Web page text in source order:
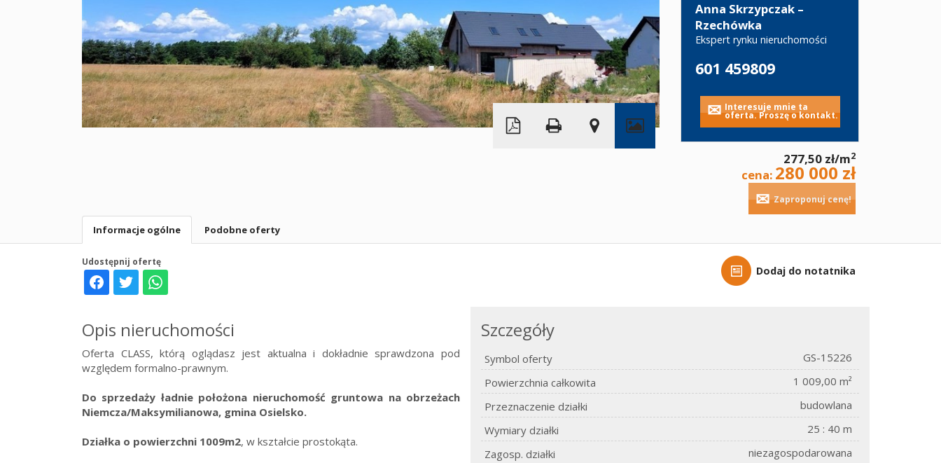
©OpenStreetMap contributors
Anna Skrzypczak –
Rzechówka
Ekspert rynku nieruchomości
601 459809
Interesuje mnie ta
oferta. Proszę o kontakt.
277,50 zł/m2
cena: 280 000 zł
Zaproponuj cenę!
Dodaj do notatnika
Udostępnij ofertę
Informacje ogólne Podobne oferty
Opis nieruchomości
Oferta CLASS, którą oglądasz jest aktualna i dokładnie sprawdzona pod
względem formalno-prawnym.
Do sprzedaży ładnie położona nieruchomość gruntowa na obrzeżach
Niemcza/Maksymilianowa, gmina Osielsko.
Działka o powierzchni 1009m2, w kształcie prostokąta.
Szczegóły
Symbol oferty
GS-15226
Powierzchnia całkowita
1 009,00 m²
Przeznaczenie działki
budowlana
Wymiary działki
25 : 40 m
Zagosp. działki
niezagospodarowana